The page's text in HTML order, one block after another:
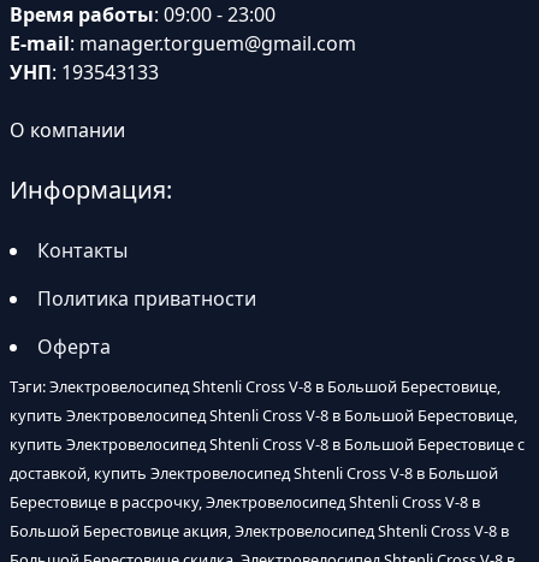
Время работы: 09:00 - 23:00
E-mail: manager.torguem@gmail.com
УНП: 193543133
О компании
Информация:
Контакты
Политика приватности
Оферта
Тэги: Электровелосипед Shtenli Cross V-8 в Большой Берестовице,
купить Электровелосипед Shtenli Cross V-8 в Большой Берестовице,
купить Электровелосипед Shtenli Cross V-8 в Большой Берестовице с
доставкой, купить Электровелосипед Shtenli Cross V-8 в Большой
Берестовице в рассрочку, Электровелосипед Shtenli Cross V-8 в
Большой Берестовице акция, Электровелосипед Shtenli Cross V-8 в